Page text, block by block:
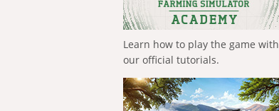
Learn how to play the game with
our official tutorials.